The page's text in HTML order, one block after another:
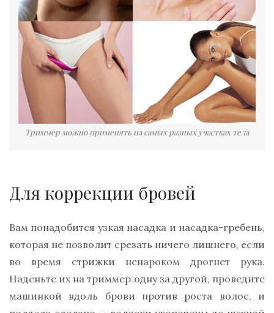
Триммер можно применять на самых разных участках тела
Для коррекции бровей
Вам понадобится узкая насадка и насадка-гребень,
которая не позволит срезать ничего лишнего, если
во время стрижки ненароком дрогнет рука.
Наденьте их на триммер одну за другой, проведите
машинкой вдоль брови против роста волос, и